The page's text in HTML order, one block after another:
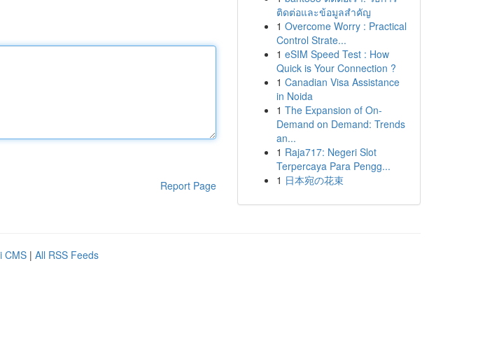
Report Page
ติดต่อและข้อมูลสำคัญ
1 Overcome Worry : Practical
Control Strate...
1 eSIM Speed Test : How
Quick is Your Connection ?
1 Canadian Visa Assistance
in Noida
1 The Expansion of On-
Demand on Demand: Trends
an...
1 Raja717: Negeri Slot
Terpercaya Para Pengg...
1 日本宛の花束
CMS | All RSS Feeds